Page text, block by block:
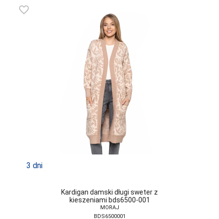
ATTRACTIVE
AURELLIE
AVA
BABELL
BABELLA
BAS BLEU
BE SNAZZY
BELLA SECRET
C3-SABANA
CANA
favorite_border
3 dni
Kardigan damski długi sweter z
kieszeniami bds6500-001
MORAJ
BDS6500001